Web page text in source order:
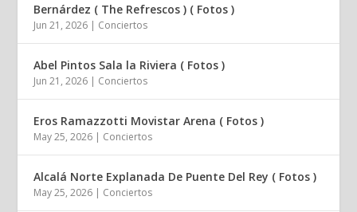
Bernárdez ( The Refrescos ) ( Fotos )
Jun 21, 2026 | Conciertos
Abel Pintos Sala la Riviera ( Fotos )
Jun 21, 2026 | Conciertos
Eros Ramazzotti Movistar Arena ( Fotos )
May 25, 2026 | Conciertos
Alcalá Norte Explanada De Puente Del Rey ( Fotos )
May 25, 2026 | Conciertos